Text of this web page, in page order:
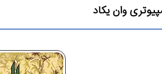
وان یکاد